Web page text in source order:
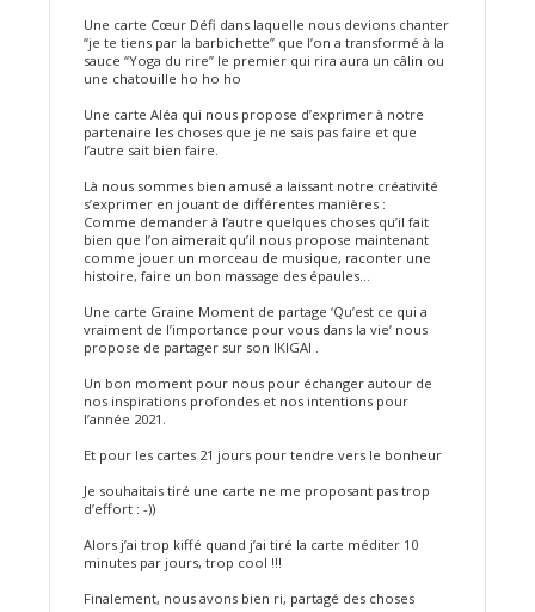
Une carte Cœur Défi dans laquelle nous devions chanter
“je te tiens par la barbichette” que l’on a transformé à la
sauce “Yoga du rire” le premier qui rira aura un câlin ou
une chatouille ho ho ho
Une carte Aléa qui nous propose d’exprimer à notre
partenaire les choses que je ne sais pas faire et que
l’autre sait bien faire.
Là nous sommes bien amusé a laissant notre créativité
s’exprimer en jouant de différentes manières :
Comme demander à l’autre quelques choses qu’il fait
bien que l’on aimerait qu’il nous propose maintenant
comme jouer un morceau de musique, raconter une
histoire, faire un bon massage des épaules…
Une carte Graine Moment de partage ‘Qu’est ce qui a
vraiment de l’importance pour vous dans la vie’ nous
propose de partager sur son IKIGAI .
Un bon moment pour nous pour échanger autour de
nos inspirations profondes et nos intentions pour
l’année 2021.
Et pour les cartes 21 jours pour tendre vers le bonheur
Je souhaitais tiré une carte ne me proposant pas trop
d’effort : -))
Alors j’ai trop kiffé quand j’ai tiré la carte méditer 10
minutes par jours, trop cool !!!
Finalement, nous avons bien ri, partagé des choses